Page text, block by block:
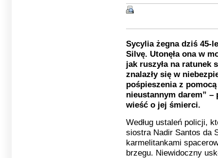
Sycylia żegna dziś 45-
Silvę. Utonęła ona w
jak ruszyła na ratunek
znalazły się w
pośpieszenia z
nieustannym darem” –
wieść o jej śmierci.
Według ustaleń policji,
siostra Nadir Santos da
karmelitankami
brzegu. Niewidoczny